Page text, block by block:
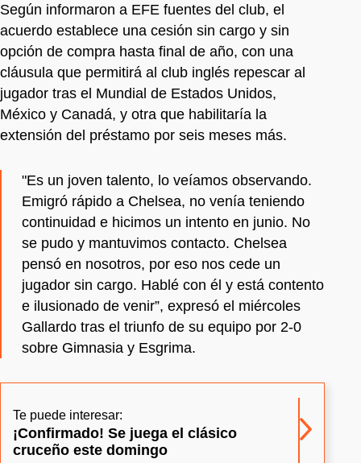
Según informaron a EFE fuentes del club, el
acuerdo establece una cesión sin cargo y sin
opción de compra hasta final de año, con una
cláusula que permitirá al club inglés repescar al
jugador tras el Mundial de Estados Unidos,
México y Canadá, y otra que habilitaría la
extensión del préstamo por seis meses más.
"Es un joven talento, lo veíamos observando.
Emigró rápido a Chelsea, no venía teniendo
continuidad e hicimos un intento en junio. No
se pudo y mantuvimos contacto. Chelsea
pensó en nosotros, por eso nos cede un
jugador sin cargo. Hablé con él y está contento
e ilusionado de venir”, expresó el miércoles
Gallardo tras el triunfo de su equipo por 2-0
sobre Gimnasia y Esgrima.
Te puede interesar:
¡Confirmado! Se juega el clásico
cruceño este domingo